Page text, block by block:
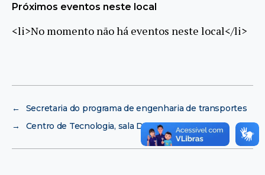
Próximos eventos neste local
<li>No momento não há eventos neste local</li>
←
Secretaria do programa de engenharia de transportes
→
Centro de Tecnologia, sala D 220